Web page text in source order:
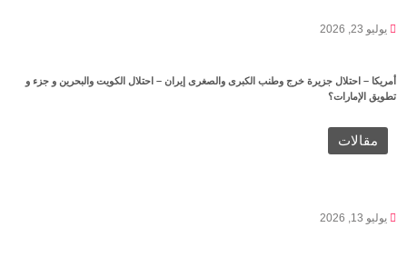
يوليو 23, 2026
أمريكا – احتلال جزيرة خرج وطنب الكبرى والصغرى إيران – احتلال الكويت والبحرين و جزء و
تطويق الإمارات؟
مقالات
يوليو 13, 2026